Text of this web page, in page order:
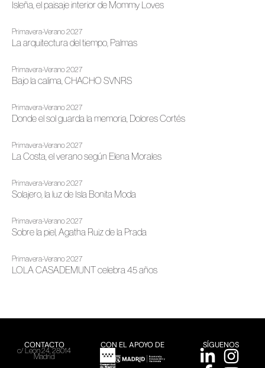
Isleña, el paisaje interior de Mommy Loves
Primavera-Verano 2027
La arquitectura del tiempo, Palmas
Primavera-Verano 2027
Bajo la calima, CHACHO SVNRS
Primavera-Verano 2027
Donde el sol guarda la memoria, Dolores Cortés
Primavera-Verano 2027
La Costa, el verano según Elena Morales
Primavera-Verano 2027
Solajero, la luz de Isla Bonita Moda
Primavera-Verano 2027
Sobre la piel, Agatha Ruiz de la Prada
Primavera-Verano 2027
LOLA CASADEMUNT celebra 45 años
CONTACTO
c/ León 24, 28014
Madrid
CON EL APOYO DE SÍGUENOS